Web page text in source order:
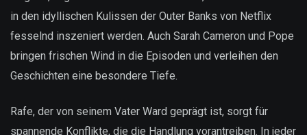
in den idyllischen Kulissen der Outer Banks von Netflix
fesselnd inszeniert werden. Auch Sarah Cameron und Pope
bringen frischen Wind in die Episoden und verleihen den
Geschichten eine besondere Tiefe.
Rafe, der von seinem Vater Ward geprägt ist, sorgt für
spannende Konflikte, die die Handlung vorantreiben. In jeder